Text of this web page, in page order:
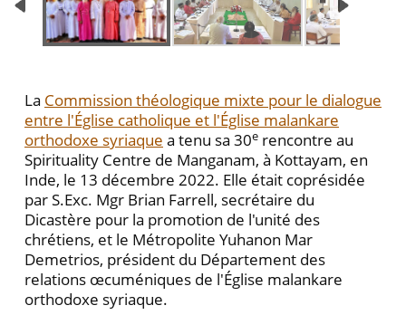
La Commission théologique mixte pour le dialogue
entre l'Église catholique et l'Église malankare
orthodoxe syriaque a tenu sa 30e rencontre au
Spirituality Centre de Manganam, à Kottayam, en
Inde, le 13 décembre 2022. Elle était coprésidée
par S.Exc. Mgr Brian Farrell, secrétaire du
Dicastère pour la promotion de l'unité des
chrétiens, et le Métropolite Yuhanon Mar
Demetrios, président du Département des
relations œcuméniques de l'Église malankare
orthodoxe syriaque.